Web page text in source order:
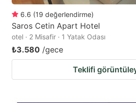
6.6 (19 değerlendirme)
Saros Cetin Apart Hotel
otel · 2 Misafir · 1 Yatak Odası
₺3.580 /gece
Teklifi